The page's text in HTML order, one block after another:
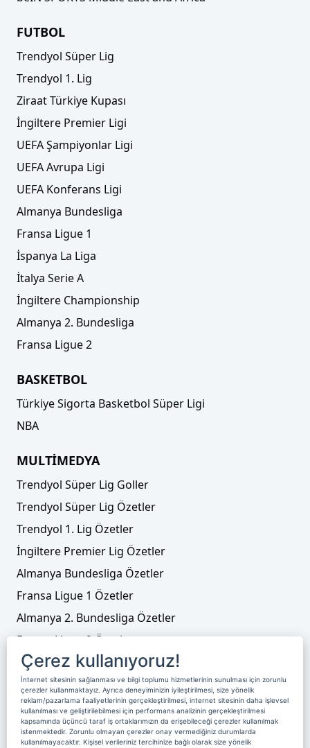
FUTBOL
Trendyol Süper Lig
Trendyol 1. Lig
Ziraat Türkiye Kupası
İngiltere Premier Ligi
UEFA Şampiyonlar Ligi
UEFA Avrupa Ligi
UEFA Konferans Ligi
Almanya Bundesliga
Fransa Ligue 1
İspanya La Liga
İtalya Serie A
İngiltere Championship
Almanya 2. Bundesliga
Fransa Ligue 2
BASKETBOL
Türkiye Sigorta Basketbol Süper Ligi
NBA
MULTİMEDYA
Trendyol Süper Lig Goller
Trendyol Süper Lig Özetler
Trendyol 1. Lig Özetler
İngiltere Premier Lig Özetler
Almanya Bundesliga Özetler
Fransa Ligue 1 Özetler
Almanya 2. Bundesliga Özetler
Fransa Ligue 2 Özetler
Tenis
Video Liste
Foto Galeriler
Çerez kullanıyoruz!
İnternet sitesinin sağlanması ve bilgi toplumu hizmetlerinin sunulması için zorunlu
çerezler kullanmaktayız. Ayrıca deneyiminizin iyileştirilmesi, size yönelik
reklam/pazarlama faaliyetlerinin gerçekleştirilmesi, internet sitesinin daha işlevsel
kullanılması ve geliştirilebilmesi için performans analizinin gerçekleştirilmesi
kapsamında üçüncü taraf iş ortaklarımızın da erişebileceği çerezler kullanılmak
istenmektedir. Zorunlu olmayan çerezler onay vermediğiniz durumlarda
kullanılmayacaktır. Kişisel verileriniz tercihinize bağlı olarak size yönelik